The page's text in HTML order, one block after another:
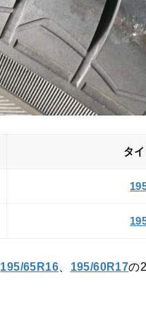
タ
195/65R16 195/60R17の